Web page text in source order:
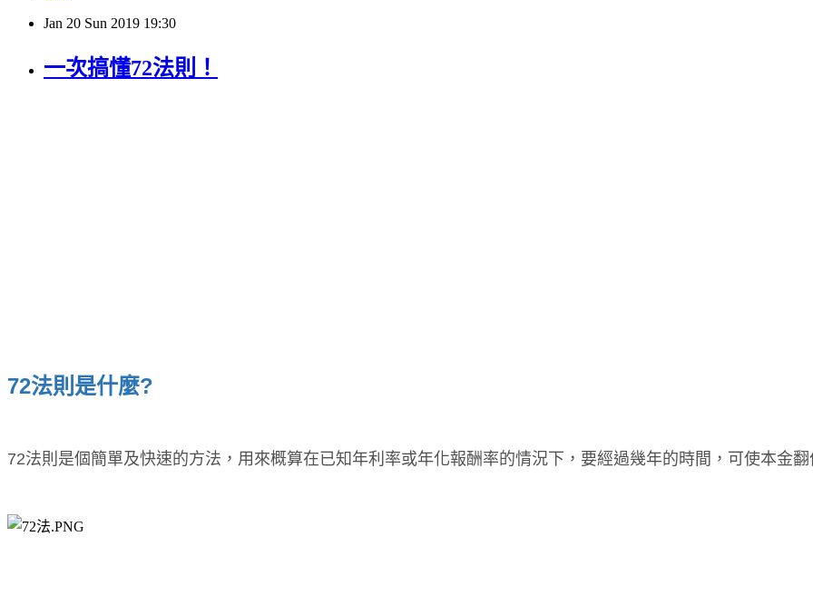
Jan 20 Sun 2019 19:30
一次搞懂72法則！
72法則是什麼?
72法則是個簡單及快速的方法，用來概算在已知年利率或年化報酬率的情況下，要經過幾年的時間，可使本金翻